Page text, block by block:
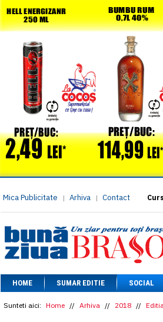
Mica Publicitate | Arhiva | Contact
HOME SUMAR EDITIE SOCIAL
Sunteti aici: Home // Arhiva // 2018 //